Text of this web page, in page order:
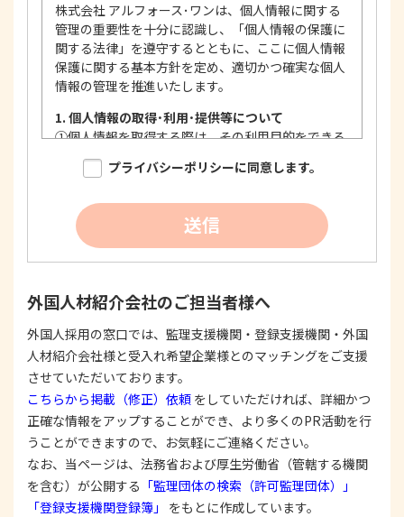
株式会社 アルフォース･ワンは、個人情報に関する
管理の重要性を十分に認識し、「個人情報の保護に
関する法律」を遵守するとともに、ここに個人情報
保護に関する基本方針を定め、適切かつ確実な個人
情報の管理を推進いたします。
1. 個人情報の取得･利用･提供等について
①個人情報を取得する際は、その利用目的をできる
限り明確に特定し、その目的達成に必要な限度に
おいて適法かつ公正な手段を用い、同意を得て取
個人情報を利用する際は、本人に明示、通知、ま
たは公表した利用目的の範囲内に限定し、それに
反する目的外利用を行なわないための措置を講じ
する際は、本人が同意を与えた利用目的の範囲内
で、適法にこれを行います。
2. 安全対策の実施について
個人情報の正確性およびその利用の安全性を確保す
るため、情報セキュリティ対策を始めとする安全措
置を構築し、個人情報への不正アクセス、個人情報
の漏洩、滅失または毀損等の的確な防止とセキュリ
ティの是正に努めます。
3. 苦情および相談等に対する適正な対応について
本人からの苦情および相談があった場合には、適切
プライバシーポリシーに同意します。
送信
外国人材紹介会社のご担当者様へ
外国人採用の窓口では、監理支援機関・登録支援機関・外国
人材紹介会社様と受入れ希望企業様とのマッチングをご支援
させていただいております。
こちらから掲載（修正）依頼 をしていただければ、詳細かつ
正確な情報をアップすることができ、より多くのPR活動を行
うことができますので、お気軽にご連絡ください。
なお、当ページは、法務省および厚生労働省（管轄する機関
を含む）が公開する 「監理団体の検索（許可監理団体）」
「登録支援機関登録簿」
をもとに作成しています。